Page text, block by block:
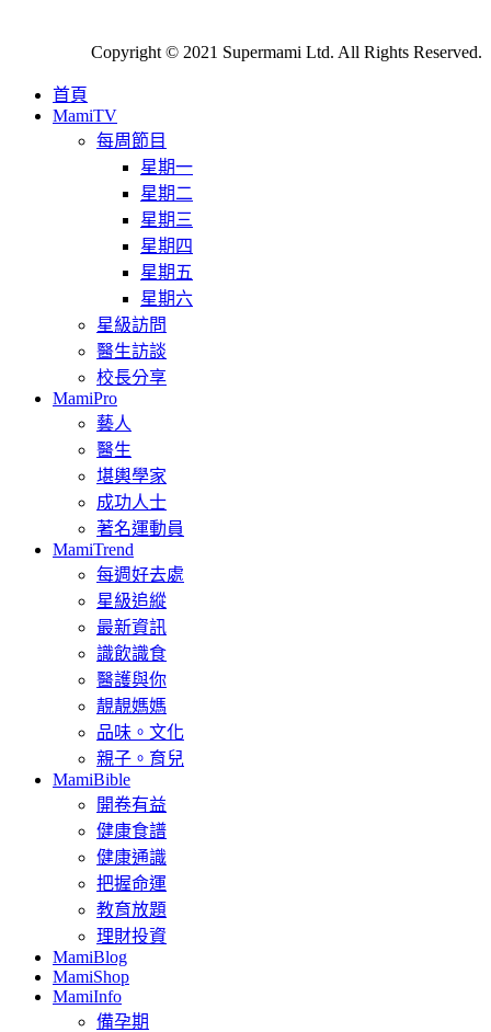
Copyright © 2021 Supermami Ltd. All Rights Reserved.
首頁
MamiTV
每周節目
星期一
星期二
星期三
星期四
星期五
星期六
星級訪問
醫生訪談
校長分享
MamiPro
藝人
醫生
堪輿學家
成功人士
著名運動員
MamiTrend
每週好去處
星級追縱
最新資訊
識飲識食
醫護與你
靚靚媽媽
品味。文化
親子。育兒
MamiBible
開卷有益
健康食譜
健康通識
把握命運
教育放題
理財投資
MamiBlog
MamiShop
MamiInfo
備孕期